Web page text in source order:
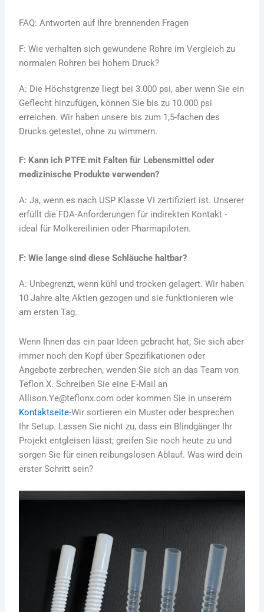
FAQ: Antworten auf Ihre brennenden Fragen
F: Wie verhalten sich gewundene Rohre im Vergleich zu
normalen Rohren bei hohem Druck?
A: Die Höchstgrenze liegt bei 3.000 psi, aber wenn Sie ein
Geflecht hinzufügen, können Sie bis zu 10.000 psi
erreichen. Wir haben unsere bis zum 1,5-fachen des
Drucks getestet, ohne zu wimmern.
F: Kann ich PTFE mit Falten für Lebensmittel oder
medizinische Produkte verwenden?
A: Ja, wenn es nach USP Klasse VI zertifiziert ist. Unserer
erfüllt die FDA-Anforderungen für indirekten Kontakt -
ideal für Molkereilinien oder Pharmapiloten.
F: Wie lange sind diese Schläuche haltbar?
A: Unbegrenzt, wenn kühl und trocken gelagert. Wir haben
10 Jahre alte Aktien gezogen und sie funktionieren wie
am ersten Tag.
Wenn Ihnen das ein paar Ideen gebracht hat, Sie sich aber
immer noch den Kopf über Spezifikationen oder
Angebote zerbrechen, wenden Sie sich an das Team von
Teflon X. Schreiben Sie eine E-Mail an
Allison.Ye@teflonx.com oder kommen Sie in unserem
Kontaktseite-Wir sortieren ein Muster oder besprechen
Ihr Setup. Lassen Sie nicht zu, dass ein Blindgänger Ihr
Projekt entgleisen lässt; greifen Sie noch heute zu und
sorgen Sie für einen reibungslosen Ablauf. Was wird dein
erster Schritt sein?